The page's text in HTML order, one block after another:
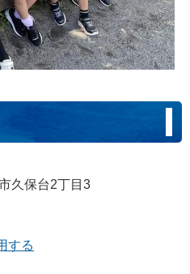
久保台2丁目3
する